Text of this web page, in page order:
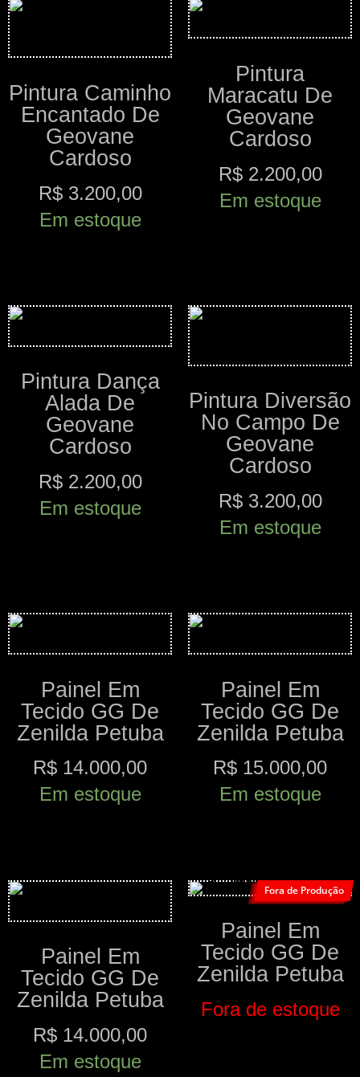
Pintura Caminho
Encantado De
Geovane
Cardoso
R$3.200,00
Em estoque
Pintura
Maracatu De
Geovane
Cardoso
R$2.200,00
Em estoque
Pintura Dança
Alada De
Geovane
Cardoso
R$2.200,00
Em estoque
Pintura Diversão
No Campo De
Geovane
Cardoso
R$3.200,00
Em estoque
Painel Em
Tecido GG De
Zenilda Petuba
R$ 14.000,00
Em estoque
Painel Em
Tecido GG De
Zenilda Petuba
R$ 15.000,00
Em estoque
Painel Em
Tecido GG De
Zenilda Petuba
R$ 14.000,00
Em estoque
Fora de Produção
Painel Em
Tecido GG De
Zenilda Petuba
Fora de estoque